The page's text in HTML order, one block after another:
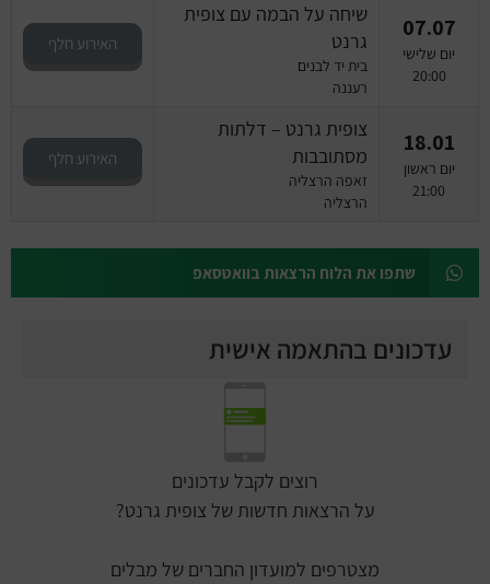
07.07
יום שלישי
20:00
שיחה על הבמה עם צופית
גרנט
בית יד לבנים
רעננה
האירוע חלף
18.01
יום ראשון
21:00
צופית גרנט – דלתות
מסתובבות
זאפה הרצליה
הרצליה
האירוע חלף
שתפו את הלוח הרצאות בוואטסאפ
עדכונים בהתאמה אישית
רוצים לקבל עדכונים
על הרצאות חדשות של צופית גרנט?
מצטרפים למועדון החברים של מבלים